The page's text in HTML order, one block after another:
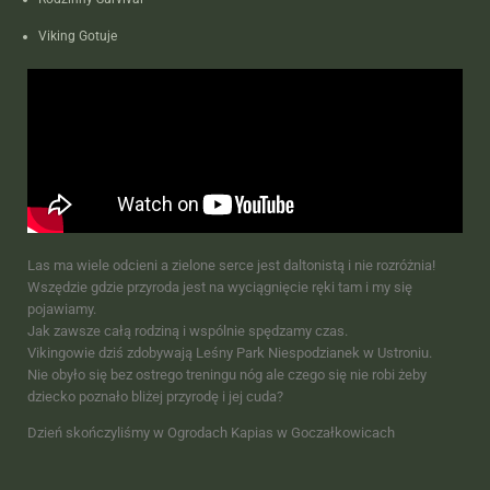
Viking Gotuje
Las ma wiele odcieni a zielone serce jest daltonistą i nie rozróżnia!
Wszędzie gdzie przyroda jest na wyciągnięcie ręki tam i my się
pojawiamy.
Jak zawsze całą rodziną i wspólnie spędzamy czas.
Vikingowie dziś zdobywają Leśny Park Niespodzianek w Ustroniu.
Nie obyło się bez ostrego treningu nóg ale czego się nie robi żeby
dziecko poznało bliżej przyrodę i jej cuda?
Dzień skończyliśmy w Ogrodach Kapias w Goczałkowicach